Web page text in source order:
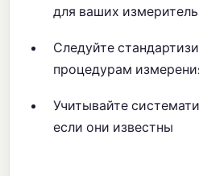
для ваших
Следуйте
процедурам
Учитывайте
если они известны